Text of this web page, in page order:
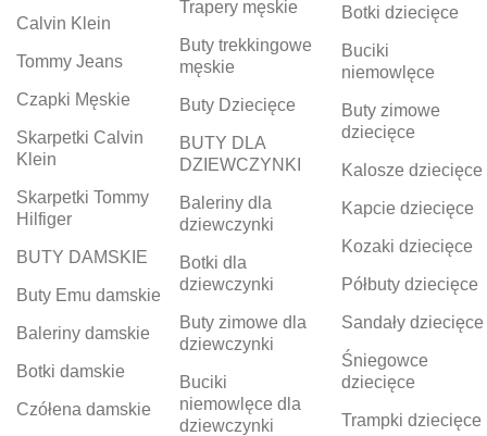
Calvin Klein
Tommy Jeans
Czapki Męskie
Skarpetki Calvin
Klein
Skarpetki Tommy
Hilfiger
BUTY DAMSKIE
Buty Emu damskie
Baleriny damskie
Botki damskie
Czółena damskie
Trapery męskie
Buty trekkingowe
męskie
Buty Dziecięce
BUTY DLA
DZIEWCZYNKI
Baleriny dla
dziewczynki
Botki dla
dziewczynki
Buty zimowe dla
dziewczynki
Buciki
niemowlęce dla
dziewczynki
Botki dziecięce
Buciki
niemowlęce
Buty zimowe
dziecięce
Kalosze dziecięce
Kapcie dziecięce
Kozaki dziecięce
Półbuty dziecięce
Sandały dziecięce
Śniegowce
dziecięce
Trampki dziecięce